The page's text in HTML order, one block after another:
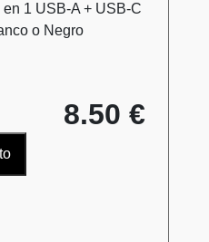
1 USB-A + USB-C
o Negro
8.50 €